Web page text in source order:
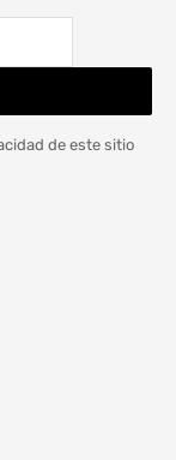
de este sitio